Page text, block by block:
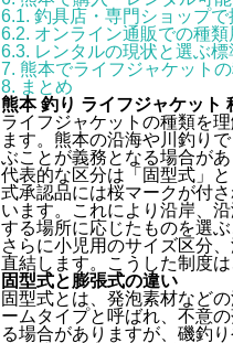
6.1. 釣具店・専門ショップ
6.2. オンライン通販での種
6.3. レンタルの現状と選ぶ標
7. 熊本でライフジャケット
8. まとめ
熊本 釣り ライフジャケット
ライフジャケットの種類を
ます。熊本の沿海や川釣り
ぶことが義務となる場合があ
代表的な区分は「固型式」
式承認品には桜マークが付
います。これにより沿岸、
する場所に応じたものを選ぶ
さらに小児用のサイズ区分
直結します。こうした制度
固型式と膨張式の違い
固型式とは、発泡素材など
ームタイプと呼ばれ、不意
る場合がありますが、磯釣